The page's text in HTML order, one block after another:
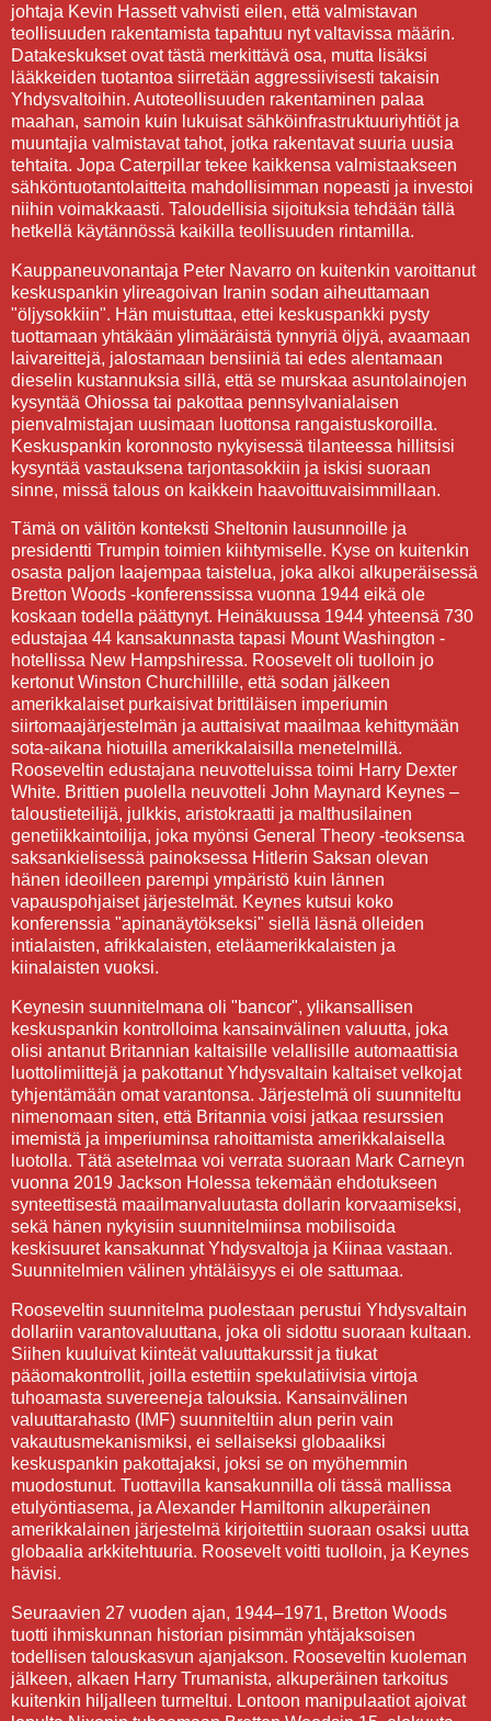
johtaja Kevin Hassett vahvisti eilen, että valmistavan
teollisuuden rakentamista tapahtuu nyt valtavissa määrin.
Datakeskukset ovat tästä merkittävä osa, mutta lisäksi
lääkkeiden tuotantoa siirretään aggressiivisesti takaisin
Yhdysvaltoihin. Autoteollisuuden rakentaminen palaa
maahan, samoin kuin lukuisat sähköinfrastruktuuriyhtiöt ja
muuntajia valmistavat tahot, jotka rakentavat suuria uusia
tehtaita. Jopa Caterpillar tekee kaikkensa valmistaakseen
sähköntuotantolaitteita mahdollisimman nopeasti ja investoi
niihin voimakkaasti. Taloudellisia sijoituksia tehdään tällä
hetkellä käytännössä kaikilla teollisuuden rintamilla.
Kauppaneuvonantaja Peter Navarro on kuitenkin varoittanut
keskuspankin ylireagoivan Iranin sodan aiheuttamaan
"öljysokkiin". Hän muistuttaa, ettei keskuspankki pysty
tuottamaan yhtäkään ylimääräistä tynnyriä öljyä, avaamaan
laivareittejä, jalostamaan bensiiniä tai edes alentamaan
dieselin kustannuksia sillä, että se murskaa asuntolainojen
kysyntää Ohiossa tai pakottaa pennsylvanialaisen
pienvalmistajan uusimaan luottonsa rangaistuskoroilla.
Keskuspankin koronnosto nykyisessä tilanteessa hillitsisi
kysyntää vastauksena tarjontasokkiin ja iskisi suoraan
sinne, missä talous on kaikkein haavoittuvaisimmillaan.
Tämä on välitön konteksti Sheltonin lausunnoille ja
presidentti Trumpin toimien kiihtymiselle. Kyse on kuitenkin
osasta paljon laajempaa taistelua, joka alkoi alkuperäisessä
Bretton Woods -konferenssissa vuonna 1944 eikä ole
koskaan todella päättynyt. Heinäkuussa 1944 yhteensä 730
edustajaa 44 kansakunnasta tapasi Mount Washington -
hotellissa New Hampshiressa. Roosevelt oli tuolloin jo
kertonut Winston Churchillille, että sodan jälkeen
amerikkalaiset purkaisivat brittiläisen imperiumin
siirtomaajärjestelmän ja auttaisivat maailmaa kehittymään
sota-aikana hiotuilla amerikkalaisilla menetelmillä.
Rooseveltin edustajana neuvotteluissa toimi Harry Dexter
White. Brittien puolella neuvotteli John Maynard Keynes –
taloustieteilijä, julkkis, aristokraatti ja malthusilainen
genetiikkaintoilija, joka myönsi General Theory -teoksensa
saksankielisessä painoksessa Hitlerin Saksan olevan
hänen ideoilleen parempi ympäristö kuin lännen
vapauspohjaiset järjestelmät. Keynes kutsui koko
konferenssia "apinanäytökseksi" siellä läsnä olleiden
intialaisten, afrikkalaisten, eteläamerikkalaisten ja
kiinalaisten vuoksi.
Keynesin suunnitelmana oli "bancor", ylikansallisen
keskuspankin kontrolloima kansainvälinen valuutta, joka
olisi antanut Britannian kaltaisille velallisille automaattisia
luottolimiittejä ja pakottanut Yhdysvaltain kaltaiset velkojat
tyhjentämään omat varantonsa. Järjestelmä oli suunniteltu
nimenomaan siten, että Britannia voisi jatkaa resurssien
imemistä ja imperiuminsa rahoittamista amerikkalaisella
luotolla. Tätä asetelmaa voi verrata suoraan Mark Carneyn
vuonna 2019 Jackson Holessa tekemään ehdotukseen
synteettisestä maailmanvaluutasta dollarin korvaamiseksi,
sekä hänen nykyisiin suunnitelmiinsa mobilisoida
keskisuuret kansakunnat Yhdysvaltoja ja Kiinaa vastaan.
Suunnitelmien välinen yhtäläisyys ei ole sattumaa.
Rooseveltin suunnitelma puolestaan perustui Yhdysvaltain
dollariin varantovaluuttana, joka oli sidottu suoraan kultaan.
Siihen kuuluivat kiinteät valuuttakurssit ja tiukat
pääomakontrollit, joilla estettiin spekulatiivisia virtoja
tuhoamasta suvereeneja talouksia. Kansainvälinen
valuuttarahasto (IMF) suunniteltiin alun perin vain
vakautusmekanismiksi, ei sellaiseksi globaaliksi
keskuspankin pakottajaksi, joksi se on myöhemmin
muodostunut. Tuottavilla kansakunnilla oli tässä mallissa
etulyöntiasema, ja Alexander Hamiltonin alkuperäinen
amerikkalainen järjestelmä kirjoitettiin suoraan osaksi uutta
globaalia arkkitehtuuria. Roosevelt voitti tuolloin, ja Keynes
hävisi.
Seuraavien 27 vuoden ajan, 1944–1971, Bretton Woods
tuotti ihmiskunnan historian pisimmän yhtäjaksoisen
todellisen talouskasvun ajanjakson. Rooseveltin kuoleman
jälkeen, alkaen Harry Trumanista, alkuperäinen tarkoitus
kuitenkin hiljalleen turmeltui. Lontoon manipulaatiot ajoivat